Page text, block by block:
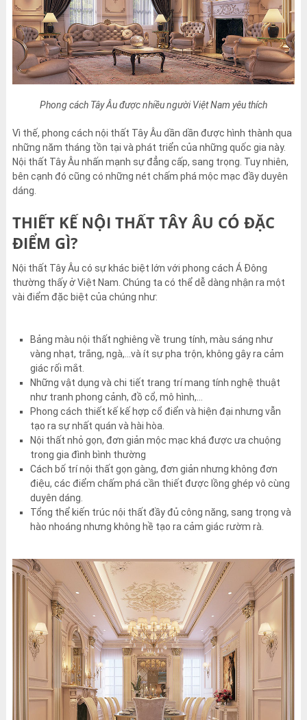
Phong cách Tây Âu được nhiều người Việt Nam yêu thích
Vì thế, phong cách nội thất Tây Âu dần dần được hình thành qua
những năm tháng tồn tại và phát triển của những quốc gia này.
Nội thất Tây Âu nhấn mạnh sự đẳng cấp, sang trọng. Tuy nhiên,
bên cạnh đó cũng có những nét chấm phá mộc mạc đầy duyên
dáng.
THIẾT KẾ NỘI THẤT TÂY ÂU CÓ ĐẶC
ĐIỂM GÌ?
Nội thất Tây Âu có sự khác biệt lớn với phong cách Á Đông
thường thấy ở Việt Nam. Chúng ta có thể dễ dàng nhận ra một
vài điểm đặc biệt của chúng như:
Bảng màu nội thất nghiêng về trung tính, màu sáng như
vàng nhạt, trắng, ngà,…và ít sự pha trộn, không gây ra cảm
giác rối mắt.
Những vật dụng và chi tiết trang trí mang tính nghệ thuật
như tranh phong cảnh, đồ cổ, mô hình,…
Phong cách thiết kế kế hợp cổ điển và hiện đại nhưng vẫn
tạo ra sự nhất quán và hài hòa.
Nội thất nhỏ gọn, đơn giản mộc mạc khá được ưa chuộng
trong gia đình bình thường
Cách bố trí nội thất gọn gàng, đơn giản nhưng không đơn
điệu, các điểm chấm phá cần thiết được lồng ghép vô cùng
duyên dáng.
Tổng thể kiến trúc nội thất đầy đủ công năng, sang trọng và
hào nhoáng nhưng không hề tạo ra cảm giác rườm rà.